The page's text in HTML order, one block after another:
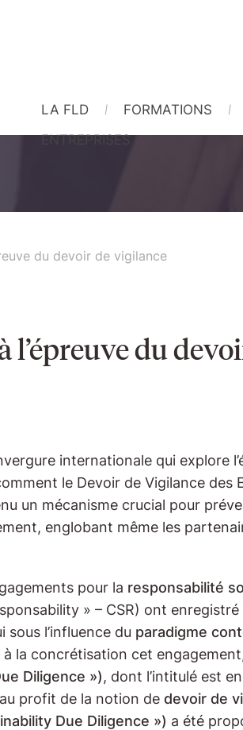
LA FLD FORMATIONS
ENTREPRISES
du devoir de vigilance
l’épreuve du
internationale qui explore
le Devoir de Vigilance des
un mécanisme crucial pour
englobant même les
pour la responsabilité
» – CSR) ont enregistré
l’influence du paradigme
à la concrétisation cet
Diligence »), dont l’intitulé est
profit de la notion dedevoir de
Due Diligence ») a été